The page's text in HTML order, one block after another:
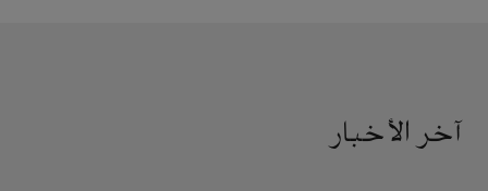
آخر الأخبار